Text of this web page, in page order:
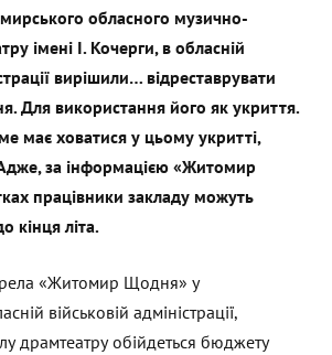
обласного музично-
імені І. Кочерги, в обласній
вирішили… відреставрувати
Для використання його як укриття.
має ховатися у цьому укритті,
за інформацією «Житомир
працівники закладу можуть
кінця літа.
«Житомир Щодня» у
військовій адміністрації,
драмтеатру обійдеться бюджету